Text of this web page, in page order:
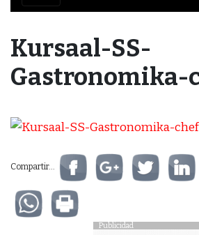
Kursaal-SS-
Gastronomika-
Compartir...
Publicidad